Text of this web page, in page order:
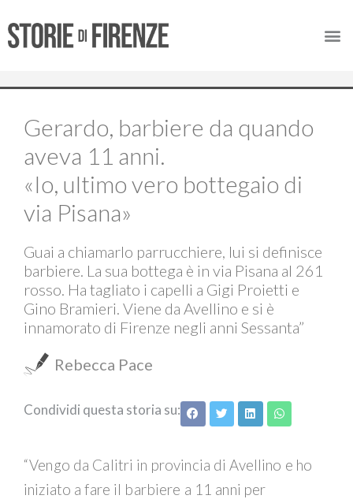
Gerardo, barbiere da quando
aveva 11 anni.
«Io, ultimo vero bottegaio di
via Pisana»
Guai a chiamarlo parrucchiere, lui si definisce
barbiere. La sua bottega è in via Pisana al 261
rosso. Ha tagliato i capelli a Gigi Proietti e
Gino Bramieri. Viene da Avellino e si è
innamorato di Firenze negli anni Sessanta”
Rebecca Pace
Condividi questa storia su:
“Vengo da Calitri in provincia di Avellino e ho
iniziato a fare il barbiere a 11 anni per